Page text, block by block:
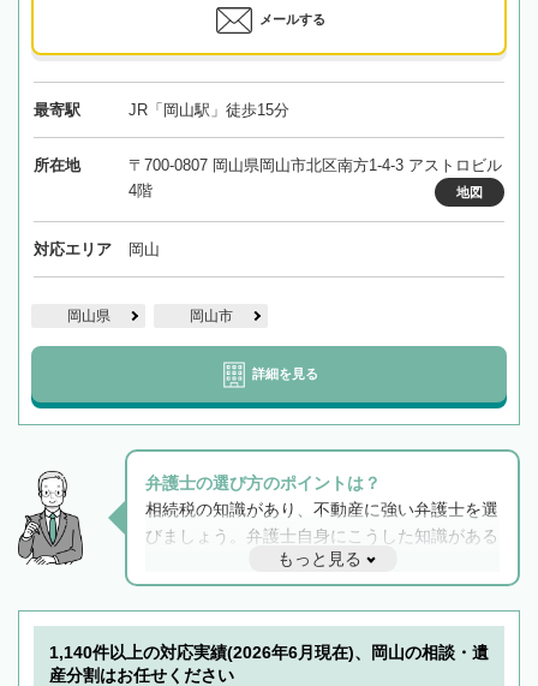
メールする
最寄駅 JR「岡山駅」徒歩15分
所在地
〒700-0807 岡山県岡山市北区南方1-4-3 アストロビル
4階
地図
対応エリア 岡山
岡山県 岡山市
詳細を見る
弁護士の選び方のポイントは？
相続税の知識があり、不動産に強い弁護士を選
びましょう。弁護士自身にこうした知識がある
と他士業との連携もスムーズに進み、トラブル
解決のみならず相続をトータルで任せることが
できます。また、相続は感情がからむ分野なの
でフィーリングも重要です。実際に電話や面談
で複数の弁護士と会話をしてウマが合う方に依
もっと見る
1,140件以上の対応実績(2026年6月現在)、岡山の相談・遺
産分割はお任せください